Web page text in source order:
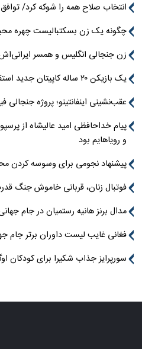
انتخاب صلاح همه را شوکه کرد/
چگونه یک زن بسکتبالیست چهره
زن جنجالی انگلیس و همسر
یک بازیکن ۲۰ ساله کاپیتان جدید استقلال
عقب‌نشینی اینفانتینو؛ پروژه
پیام خداحافظی امید عالیشاه از
و رویاهایم بود
پیشنهاد نجومی برای وسوسه کردن
فوتبال زنان، قربانی خاموش جنگ
مدال برنز هانیه رستمیان در جام
فغانی غایب لیست داوران برتر جام جهانی
سورپرایز جذاب شکیرا برای کودکان